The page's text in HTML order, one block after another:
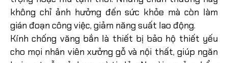
không chỉ ảnh hưởng đến sức khỏe mà còn làm
gián đoạn công việc, giảm năng suất lao động.
Kính chống văng bắn là thiết bị bảo hộ thiết yếu
cho mọi nhân viên xưởng gỗ và nội thất, giúp ngăn